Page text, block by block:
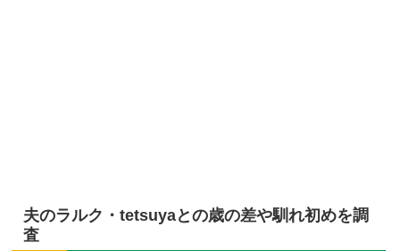
夫のラルク・tetsuyaとの歳の差や馴れ初めを調
査